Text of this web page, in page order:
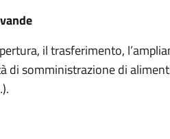
il trasferimento,
di somministrazione di